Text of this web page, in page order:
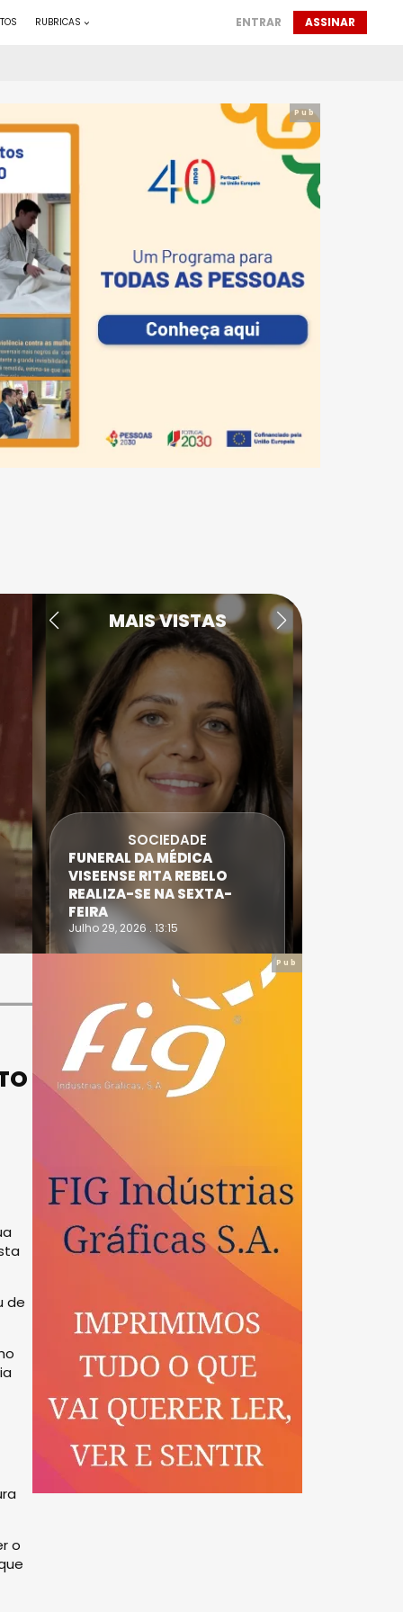
RUBRICAS ENTRAR ASSINAR
Pub
de
o
MAIS VISTAS
SOCIEDADE
FUNERAL DA MÉDICA
VISEENSE RITA REBELO
REALIZA-SE NA SEXTA-
FEIRA
Julho 29, 2026 . 13:15
Pub